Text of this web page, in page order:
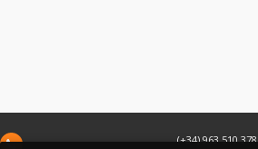
(+34) 963 510 378